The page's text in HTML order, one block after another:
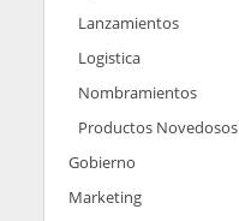
Lanzamientos
Logistica
Nombramientos
Productos Novedosos
Gobierno
Marketing